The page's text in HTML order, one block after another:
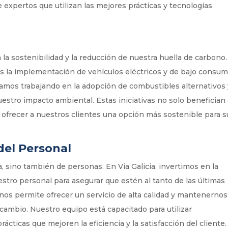
que utilizan las mejores prácticas y tecnologías
sostenibilidad y la reducción de nuestra huella de carbono.
la implementación de vehículos eléctricos y de bajo
trabajando en la adopción de combustibles alternativos
impacto ambiental. Estas iniciativas no solo benefician
a nuestros clientes una opción más sostenible para
Personal
también de personas. En Via Galicia, invertimos en la
personal para asegurar que estén al tanto de las últimas
permite ofrecer un servicio de alta calidad y mantenernos
Nuestro equipo está capacitado para utilizar
que mejoren la eficiencia y la satisfacción del cliente.